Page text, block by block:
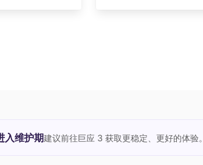
入维护期建议前往巨应 3 获取更稳定、更好的体验。